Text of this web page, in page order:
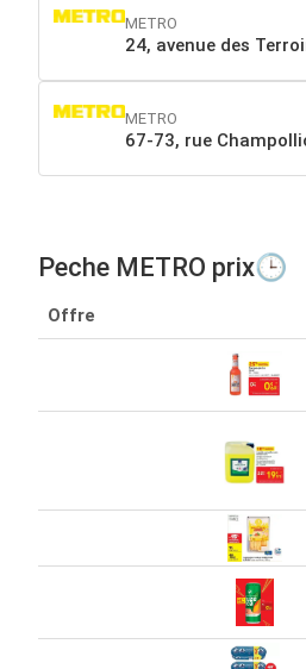
METRO
24, avenue des
METRO
67-73, rue
Peche METRO prix🕒
Offre